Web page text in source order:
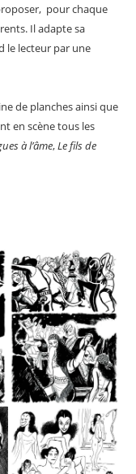
pour chaque
Il adapte sa
le lecteur par une
de planches ainsi que
en scène tous les
à l’âme,Le fils de